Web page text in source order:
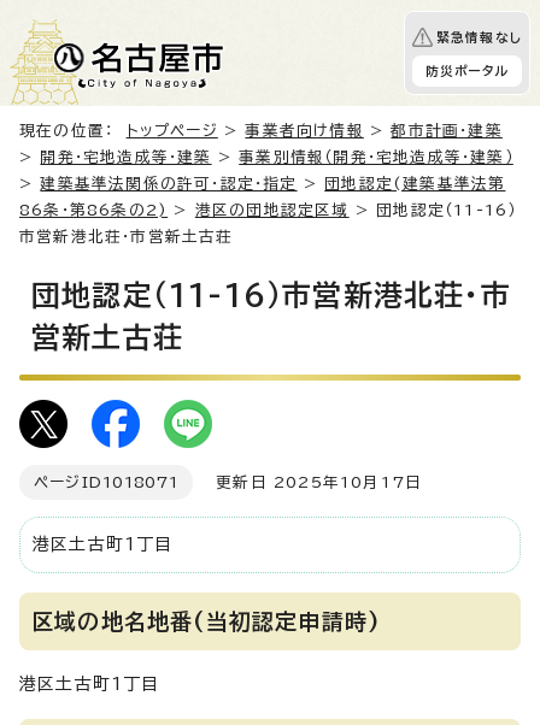
緊急情報なし
防災ポータル
現在の位置： トップページ >事業者向け情報 >都市計画・建築
>
開発・宅地造成等・建築 >事業別情報（開発・宅地造成等・建築）
>建築基準法関係の許可・認定・指定 >
団地認定(建築基準法第
86条・第86条の2)
> 港区の団地認定区域
> 団地認定（11-16）
市営新港北荘・市営新土古荘
団地認定（11-16）市営新港北荘・市
営新土古荘
ページID 1018071 更新日 2025年10月17日
港区土古町1丁目
区域の地名地番(当初認定申請時)
港区土古町1丁目